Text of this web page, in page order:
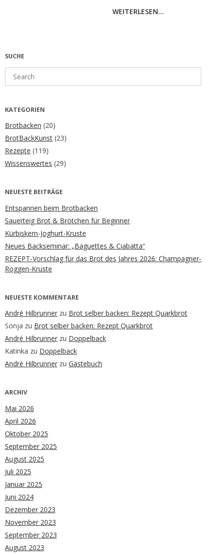
WEITERLESEN...
SUCHE
for:
KATEGORIEN
Brotbacken (20)
BrotBackKunst (23)
Rezepte (119)
Wissenswertes (29)
NEUESTE BEITRÄGE
Entspannen beim Brotbacken
Sauerteig Brot & Brötchen für Beginner
Kürbiskern-Joghurt-Kruste
Neues Backseminar: „Baguettes & Ciabatta“
REZEPT-Vorschlag für das Brot des Jahres 2026: Champagner-
Roggen-Kruste
NEUESTE KOMMENTARE
André Hilbrunner zu Brot selber backen: Rezept Quarkbrot
Sonja zu Brot selber backen: Rezept Quarkbrot
André Hilbrunner zu Doppelback
Katinka zu Doppelback
André Hilbrunner zu Gästebuch
ARCHIV
Mai 2026
April 2026
Oktober 2025
September 2025
August 2025
Juli 2025
Januar 2025
Juni 2024
Dezember 2023
November 2023
September 2023
August 2023